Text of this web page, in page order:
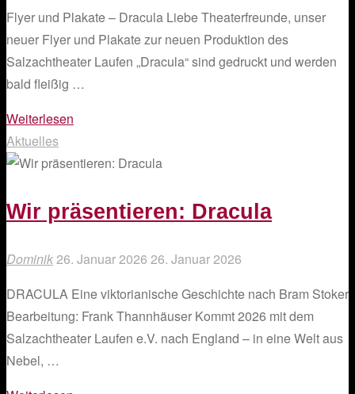
Flyer und Plakate – Dracula Liebe Theaterfreunde, unser
neuer Flyer und Plakate zur neuen Produktion des
Salzachtheater Laufen „Dracula“ sind gedruckt und werden
bald fleißig …
Weiterlesen
Plakate
Dracula"
Aktuelles
Wir präsentieren: Dracula
Dominik26. Januar 2026 26. Januar 2026
DRACULA Eine viktorianische Geschichte nach Bram Stoker
Bearbeitung: Frank Thannhäuser Kommt 2026 mit dem
Salzachtheater Laufen e.V. nach England – in eine Welt aus
Nebel, …